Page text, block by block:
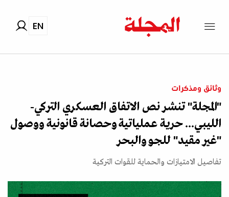
EN
وثائق ومذكرات
"المجلة" تنشر نص الاتفاق العسكري التركي-
الليبي... حرية عملياتية وحصانة قانونية ووصول
"غير مقيد" للجو والبحر
تفاصيل الامتيازات والحماية للقوات التركية